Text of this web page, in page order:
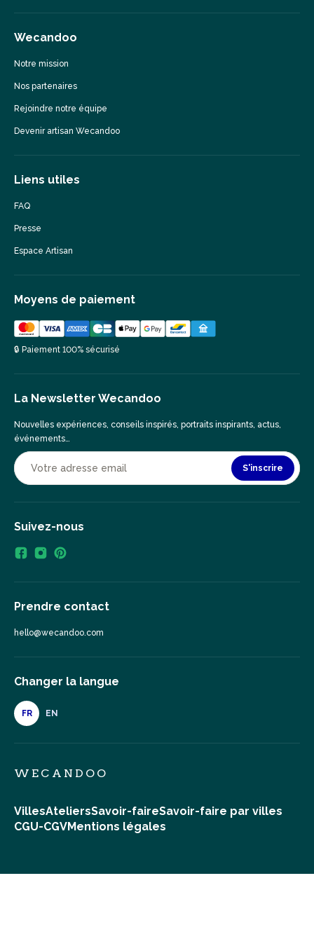
Wecandoo
Notre mission
Nos partenaires
Rejoindre notre équipe
Devenir artisan Wecandoo
Liens utiles
FAQ
Presse
Espace Artisan
Moyens de paiement
🔒 Paiement 100% sécurisé
La Newsletter Wecandoo
Nouvelles expériences, conseils inspirés, portraits inspirants, actus,
événements…
S'inscrire
Suivez-nous
Prendre contact
hello@wecandoo.com
Changer la langue
FR EN
WECANDOO
VillesAteliersSavoir-faireSavoir-faire par villes
CGU-CGVMentions légales